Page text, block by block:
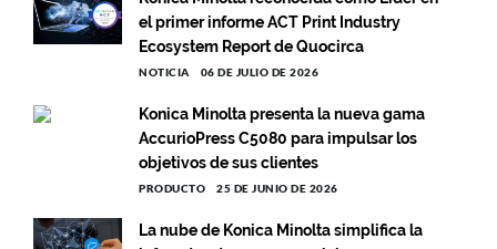
el primer informe ACT Print Industry
Ecosystem Report de Quocirca
NOTICIA 06 DE JULIO DE 2026
Konica Minolta presenta la nueva gama
AccurioPress C5080 para impulsar los
objetivos de sus clientes
PRODUCTO 25 DE JUNIO DE 2026
La nube de Konica Minolta simplifica la